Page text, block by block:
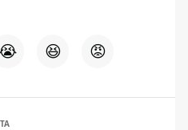
😭 😆 😡